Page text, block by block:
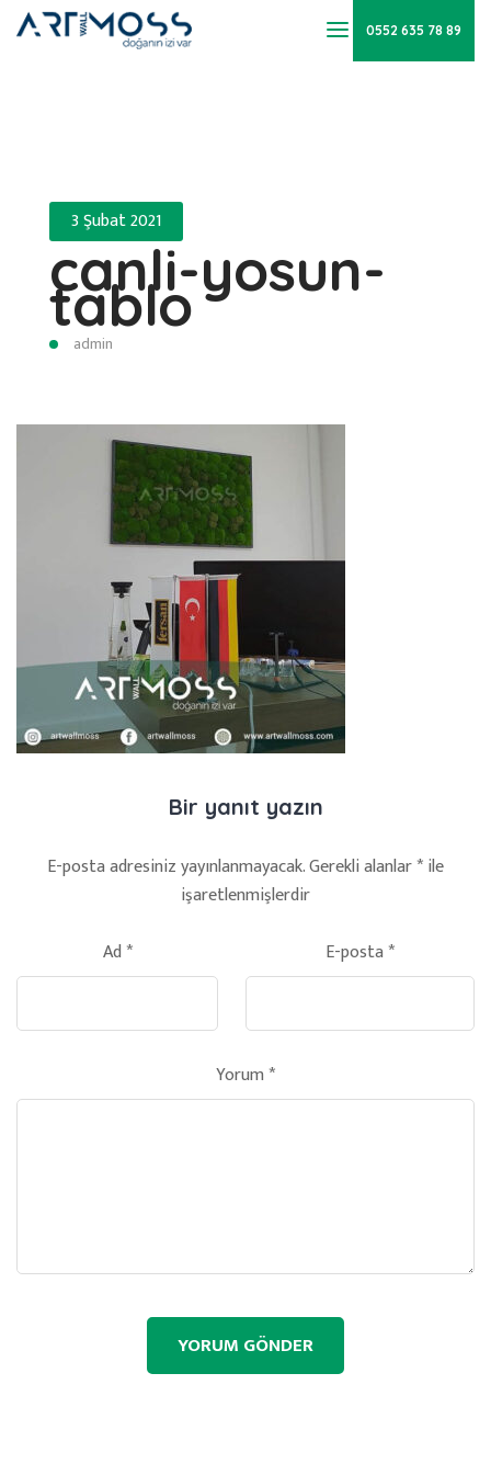
0552 635 78 89
3 Şubat 2021
canli-yosun-
tablo
admin
Bir yanıt yazın
E-posta adresiniz yayınlanmayacak.Gerekli alanlar*ile
işaretlenmişlerdir
Ad* E-posta*
Yorum*